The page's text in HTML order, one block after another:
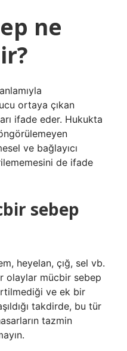
ne
ortaya çıkan
ifade eder. Hukukta
ve bağlayıcı
de ifade
sebep
heyelan, çığ, sel vb.
olaylar mücbir sebep
ve ek bir
takdirde, bu tür
tazmin